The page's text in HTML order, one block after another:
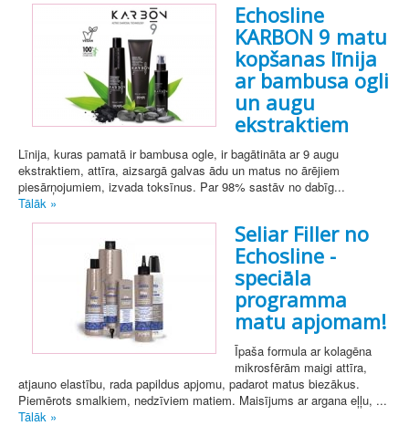
Echosline
KARBON 9 matu
kopšanas līnija
ar bambusa ogli
un augu
ekstraktiem
Līnija, kuras pamatā ir bambusa ogle, ir bagātināta ar 9 augu
ekstraktiem, attīra, aizsargā galvas ādu un matus no ārējiem
piesārņojumiem, izvada toksīnus. Par 98% sastāv no dabīg...
Tālāk »
Seliar Filler no
Echosline -
speciāla
programma
matu apjomam!
Īpaša formula ar kolagēna
mikrosfērām maigi attīra,
atjauno elastību, rada papildus apjomu, padarot matus biezākus.
Piemērots smalkiem, nedzīviem matiem. Maisījums ar argana eļļu, ...
Tālāk »